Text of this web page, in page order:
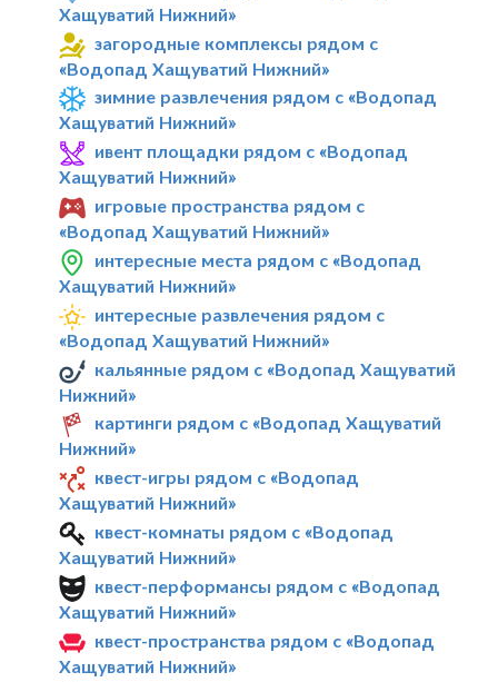
Хащуватий Нижний»
загородные комплексы рядом с
«Водопад Хащуватий Нижний»
зимние развлечения рядом с «Водопад
Хащуватий Нижний»
ивент площадки рядом с «Водопад
Хащуватий Нижний»
игровые пространства рядом с
«Водопад Хащуватий Нижний»
интересные места рядом с «Водопад
Хащуватий Нижний»
интересные развлечения рядом с
«Водопад Хащуватий Нижний»
кальянные рядом с «Водопад Хащуватий
Нижний»
картинги рядом с «Водопад Хащуватий
Нижний»
квест-игры рядом с «Водопад
Хащуватий Нижний»
квест-комнаты рядом с «Водопад
Хащуватий Нижний»
квест-перформансы рядом с «Водопад
Хащуватий Нижний»
квест-пространства рядом с «Водопад
Хащуватий Нижний»